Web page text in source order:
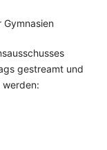
Gymnasien
gestreamt und